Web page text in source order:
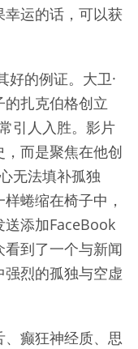
运的话，可以获
好的例证。大卫·
扎克伯格创立
引人入胜。影片
而是聚焦在他创
无法填补孤独
蜷缩在椅子中，
添加FaceBook
到了一个与新闻
烈的孤独与空虚
癫狂神经质、思